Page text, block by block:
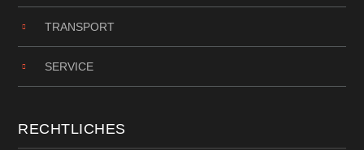
TRANSPORT
SERVICE
RECHTLICHES